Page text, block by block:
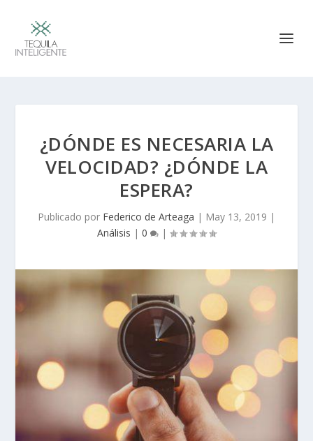
¿DÓNDE ES NECESARIA LA
VELOCIDAD? ¿DÓNDE LA
ESPERA?
Publicado por Federico de Arteaga | May 13, 2019 |
Análisis | 0 |